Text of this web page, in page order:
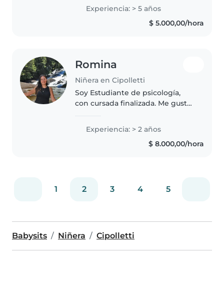
presentar certificado de
antecedentes si lo necesitás.
Quedo a disposición para
Experiencia: > 5 años
$ 5.000,00/hora
Romina
Niñera en Cipolletti
Soy Estudiante de psicología,
con cursada finalizada. Me gusta
niños, me considero una persona
responsable, amable, creativa y
proactiva. Me gusta mucho..
Experiencia: > 2 años
$ 8.000,00/hora
1 2 3 4 5
Babysits Niñera Cipolletti